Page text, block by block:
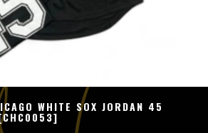
WHITE SOX JORDAN 45